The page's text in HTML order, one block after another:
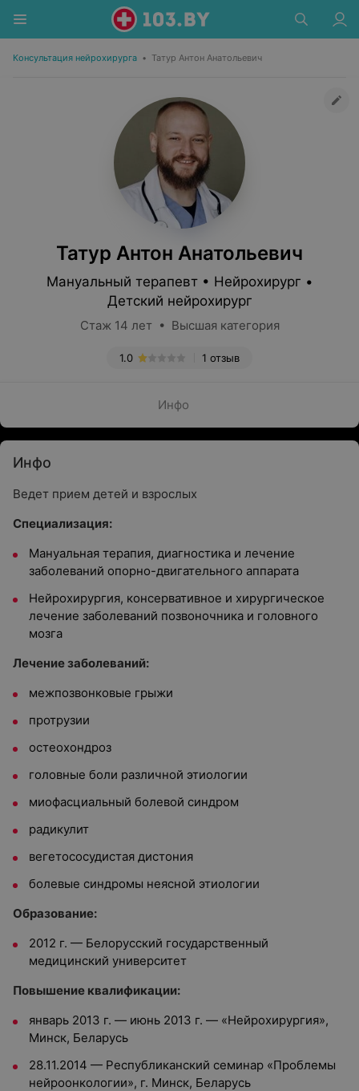
Консультация нейрохирурга • Татур Антон Анатольевич
Татур Антон Анатольевич
Мануальный терапевт • Нейрохирург •
Детский нейрохирург
Стаж 14 лет • Высшая категория
1 отзыв
1.0
Инфо
Инфо
Ведет прием детей и взрослых
Специализация:
Мануальная терапия, диагностика и лечение
заболеваний опорно-двигательного аппарата
Нейрохирургия, консервативное и хирургическое
лечение заболеваний позвоночника и головного
мозга
Лечение заболеваний:
межпозвонковые грыжи
протрузии
остеохондроз
головные боли различной этиологии
миофасциальный болевой синдром
радикулит
вегетососудистая дистония
болевые синдромы неясной этиологии
Образование:
2012 г. — Белорусский государственный
медицинский университет
Повышение квалификации:
январь 2013 г. — июнь 2013 г. — «Нейрохирургия»,
Минск, Беларусь
28.11.2014 — Республиканский семинар «Проблемы
нейроонкологии», г. Минск, Беларусь